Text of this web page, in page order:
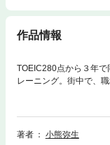
作品情報
TOEIC280点から３年で
レーニング。街中で、
実行している「14のコ
タは、中経出版のホー
籍そのものに含まれて
ください。
著者
小熊弥生